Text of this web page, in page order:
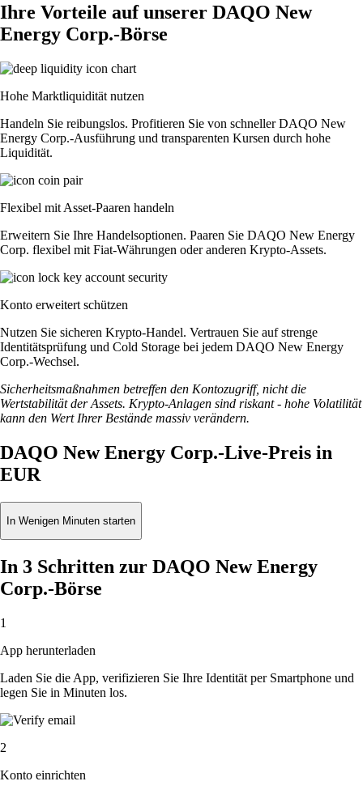
Ihre Vorteile auf unserer DAQO New
Energy Corp.-Börse
Hohe Marktliquidität nutzen
Handeln Sie reibungslos. Profitieren Sie von schneller DAQO New
Energy Corp.-Ausführung und transparenten Kursen durch hohe
Liquidität.
Flexibel mit Asset-Paaren handeln
Erweitern Sie Ihre Handelsoptionen. Paaren Sie DAQO New Energy
Corp. flexibel mit Fiat-Währungen oder anderen Krypto-Assets.
Konto erweitert schützen
Nutzen Sie sicheren Krypto-Handel. Vertrauen Sie auf strenge
Identitätsprüfung und Cold Storage bei jedem DAQO New Energy
Corp.-Wechsel.
Sicherheitsmaßnahmen betreffen den Kontozugriff, nicht die
Wertstabilität der Assets. Krypto-Anlagen sind riskant - hohe Volatilität
kann den Wert Ihrer Bestände massiv verändern.
DAQO New Energy Corp.-Live-Preis in
EUR
In Wenigen Minuten starten
In 3 Schritten zur DAQO New Energy
Corp.-Börse
1
App herunterladen
Laden Sie die App, verifizieren Sie Ihre Identität per Smartphone und
legen Sie in Minuten los.
2
Konto einrichten